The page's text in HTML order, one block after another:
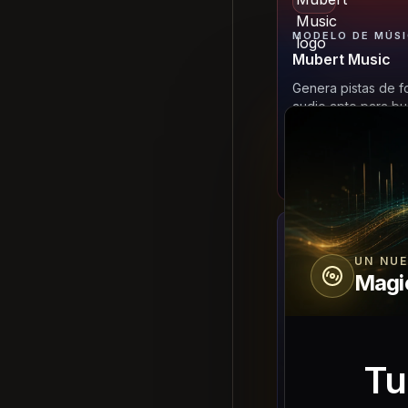
MODELO DE
Mubert Music
Genera pistas de
audio apto para
Probar Mubert
MODELO
notas de estilo a
de canciones
UN